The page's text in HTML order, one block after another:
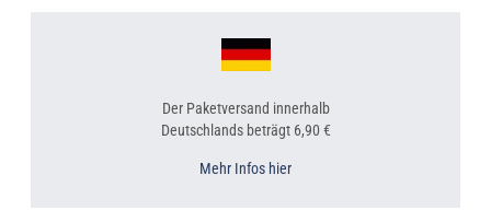
Der Paketversand innerhalb
Deutschlands beträgt 6,90 €
Mehr Infos hier